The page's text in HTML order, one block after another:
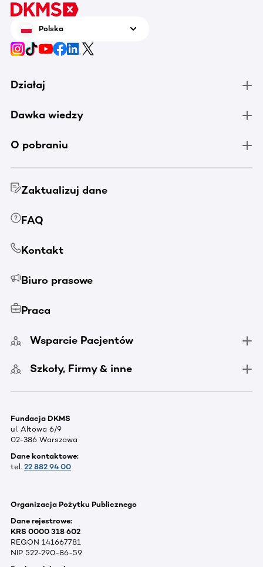
Polska
Działaj
Dawka wiedzy
O pobraniu
Zaktualizuj dane
FAQ
Kontakt
Biuro prasowe
Praca
Wsparcie Pacjentów
Szkoły, Firmy & inne
Fundacja DKMS
ul. Altowa 6/9
02-386 Warszawa
Dane kontaktowe:
tel. 22 882 94 00
Organizacja Pożytku Publicznego
Dane rejestrowe:
KRS 0000 318 602
REGON 141667781
NIP 522-290-86-59